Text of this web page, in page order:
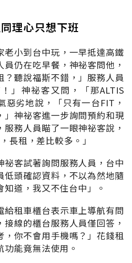
理心只想下班
老小到台中玩，一早抵達高鐵
仍在吃早餐，神祕客問他，
？聽說福斯不錯，」服務人員
」神祕客又問，「那ALTIS
惡劣地說，「只有一台FIT，
」神祕客進一步詢問預約和現
務人員瞄了一眼神祕客說，
長租，差比較多。」
祕客試著詢問服務人員，台中
低頭確認資料，不以為然地隨
道，我又不住台中」。
給租車櫃台表示車上導航有問
線的櫃台服務人員僅回答，
，你不會用手機嗎？」花錢租
能竟無法使用。